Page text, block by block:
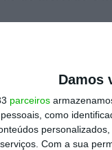
Damos
parceiros
como
Com a sua
complexidade”
,
cerca de
anos e meio e